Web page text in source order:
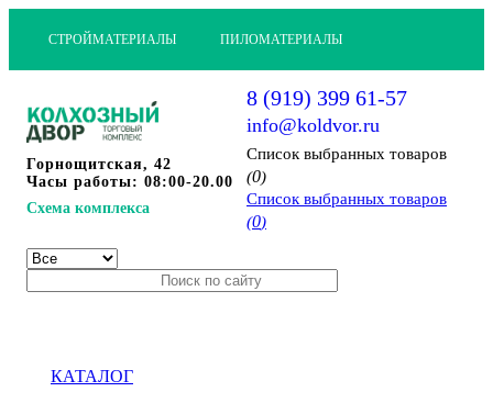
СТРОЙМАТЕРИАЛЫ ПИЛОМАТЕРИАЛЫ
Горнощитская, 42
Часы работы: 08:00-20.00
Схема комплекса
8 (919) 399 61-57
info@koldvor.ru
Cписок выбранных товаров
(0)
Cписок выбранных товаров
(0)
КАТАЛОГ